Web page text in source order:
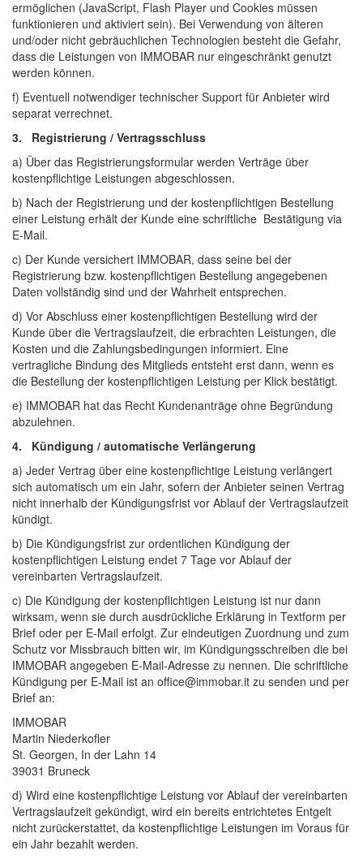
ermöglichen (JavaScript, Flash Player und Cookies müssen
funktionieren und aktiviert sein). Bei Verwendung von älteren
und/oder nicht gebräuchlichen Technologien besteht die Gefahr,
dass die Leistungen von IMMOBAR nur eingeschränkt genutzt
werden können.
f) Eventuell notwendiger technischer Support für Anbieter wird
separat verrechnet.
3. Registrierung / Vertragsschluss
a) Über das Registrierungsformular werden Verträge über
kostenpflichtige Leistungen abgeschlossen.
b) Nach der Registrierung und der kostenpflichtigen Bestellung
einer Leistung erhält der Kunde eine schriftliche Bestätigung via
E-Mail.
c) Der Kunde versichert IMMOBAR, dass seine bei der
Registrierung bzw. kostenpflichtigen Bestellung angegebenen
Daten vollständig sind und der Wahrheit entsprechen.
d) Vor Abschluss einer kostenpflichtigen Bestellung wird der
Kunde über die Vertragslaufzeit, die erbrachten Leistungen, die
Kosten und die Zahlungsbedingungen informiert. Eine
vertragliche Bindung des Mitglieds entsteht erst dann, wenn es
die Bestellung der kostenpflichtigen Leistung per Klick bestätigt.
e) IMMOBAR hat das Recht Kundenanträge ohne Begründung
abzulehnen.
4. Kündigung / automatische Verlängerung
a) Jeder Vertrag über eine kostenpflichtige Leistung verlängert
sich automatisch um ein Jahr, sofern der Anbieter seinen Vertrag
nicht innerhalb der Kündigungsfrist vor Ablauf der Vertragslaufzeit
kündigt.
b) Die Kündigungsfrist zur ordentlichen Kündigung der
kostenpflichtigen Leistung endet 7 Tage vor Ablauf der
vereinbarten Vertragslaufzeit.
c) Die Kündigung der kostenpflichtigen Leistung ist nur dann
wirksam, wenn sie durch ausdrückliche Erklärung in Textform per
Brief oder per E-Mail erfolgt. Zur eindeutigen Zuordnung und zum
Schutz vor Missbrauch bitten wir, im Kündigungsschreiben die bei
IMMOBAR angegeben E-Mail-Adresse zu nennen. Die schriftliche
Kündigung per E-Mail ist an office@immobar.it zu senden und per
Brief an:
IMMOBAR
Martin Niederkofler
St. Georgen, In der Lahn 14
39031 Bruneck
d) Wird eine kostenpflichtige Leistung vor Ablauf der vereinbarten
Vertragslaufzeit gekündigt, wird ein bereits entrichtetes Entgelt
nicht zurückerstattet, da kostenpflichtige Leistungen im Voraus für
ein Jahr bezahlt werden.